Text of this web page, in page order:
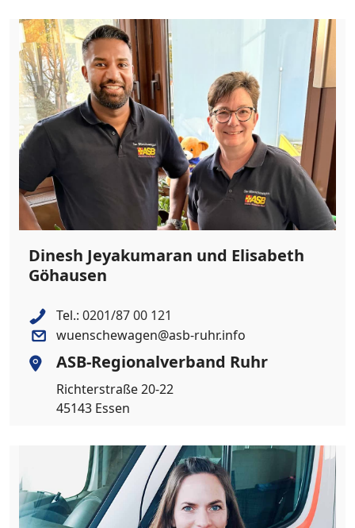
Dinesh Jeyakumaran und Elisabeth
Göhausen
Tel.: 0201/87 00 121
wuenschewagen@asb-ruhr.info
ASB-Regionalverband Ruhr
Richterstraße 20-22
45143 Essen